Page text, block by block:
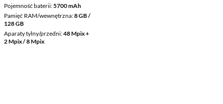
Pojemność baterii 5700 mAh
Pamięć RAM/wewnętrzna 8 GB /
128 GB
Aparaty tylny/przedni 48 Mpix +
2 Mpix / 8 Mpix